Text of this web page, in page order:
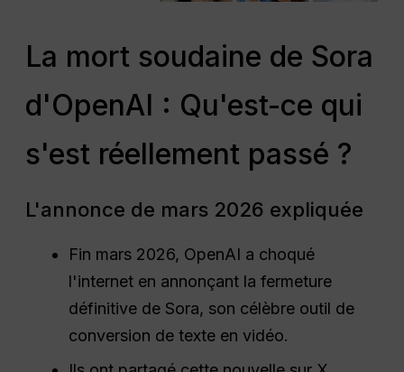
La mort soudaine de Sora
d'OpenAI : Qu'est-ce qui
s'est réellement passé ?
L'annonce de mars 2026 expliquée
Fin mars 2026, OpenAI a choqué
l'internet en annonçant la fermeture
définitive de Sora, son célèbre outil de
conversion de texte en vidéo.